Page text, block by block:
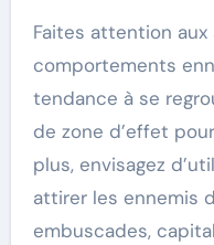
Faites attention
comportements
tendance à se
de zone d’effet
plus, envisagez
attirer les ennemis
embuscades,